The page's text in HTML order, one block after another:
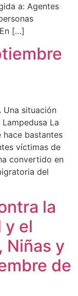
a: Agentes
[…]
Una situación
La
hace bastantes
víctimas de
convertido en
del
la
y el
Niñas y
de